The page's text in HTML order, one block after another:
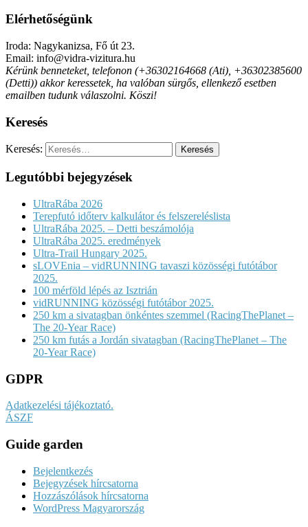
Elérhetőségünk
Iroda: Nagykanizsa, Fő út 23.
Email: info@vidra-vizitura.hu
Kérünk benneteket, telefonon (+36302164668 (Ati), +36302385600
(Detti)) akkor keressetek, ha valóban sürgős, ellenkező esetben
emailben tudunk válaszolni. Köszi!
Keresés
Keresés:
Legutóbbi bejegyzések
UltraRába 2026
Terepfutó időterv kalkulátor és felszereléslista
UltraRába 2025. – Detti beszámolója
UltraRába 2025. eredmények
Ultra-Trail Hungary 2025.
sLOVEnia – vidRUNNING tavaszi közösségi futótábor
2025.
100 mérföld lépés az Isztrián
vidRUNNING közösségi futótábor 2025.
250 km a sivatagban önkéntes szemmel (RacingThePlanet –
The 20-Year Race)
250 km futás a Jordán sivatagban (RacingThePlanet – The
20-Year Race)
GDPR
Adatkezelési tájékoztató.
ÁSZF
Guide garden
Bejelentkezés
Bejegyzések hírcsatorna
Hozzászólások hírcsatorna
WordPress Magyarország